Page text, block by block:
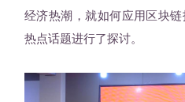
经济热潮，就如何应用区块
热点话题进行了探讨。